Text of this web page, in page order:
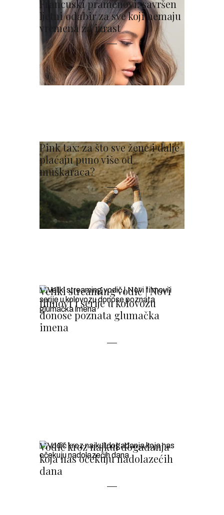
Francuski pramenovi: savršen
ljetni odabir za sve koji nemaju
vremena za izrast
Pink tax: za što sve žene i dalje
plaćaju puno više od
muškaraca?
Veliki streaming vodič | Novi
filmovi i serije u kolovozu
donose poznata glumačka
imena
Vodič kroz najkul događanja
koja nas očekuju nadolazećih
dana